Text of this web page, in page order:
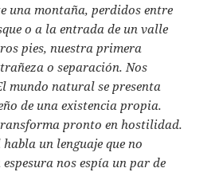
una montaña, perdidos entre
o a la entrada de un valle
pies, nuestra primera
o separación. Nos
mundo natural se presenta
de una existencia propia.
pronto en hostilidad.
un lenguaje que no
espesura nos espía un par de